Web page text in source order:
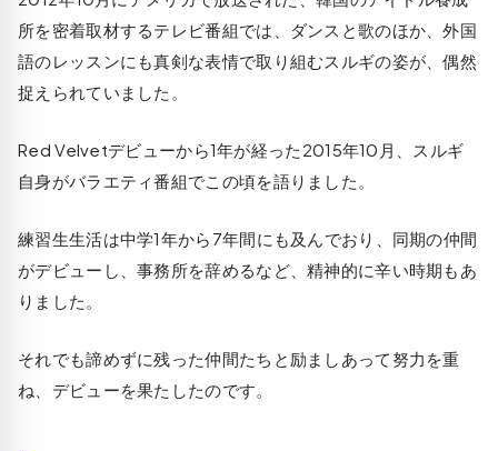
所を密着取材するテレビ番組では、ダンスと歌のほか、外国
語のレッスンにも真剣な表情で取り組むスルギの姿が、偶然
捉えられていました。
Red Velvetデビューから1年が経った2015年10月、スルギ
自身がバラエティ番組でこの頃を語りました。
練習生生活は中学1年から7年間にも及んでおり、同期の仲間
がデビューし、事務所を辞めるなど、精神的に辛い時期もあ
りました。
それでも諦めずに残った仲間たちと励ましあって努力を重
ね、デビューを果たしたのです。